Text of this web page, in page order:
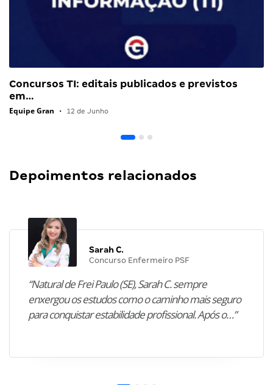
Concursos TI: editais publicados e previstos
em…
Equipe Gran • 12 de Junho
Depoimentos relacionados
Sarah C.
Concurso Enfermeiro PSF
“Natural de Frei Paulo (SE), Sarah C. sempre
enxergou os estudos como o caminho mais seguro
para conquistar estabilidade profissional. Após o…”